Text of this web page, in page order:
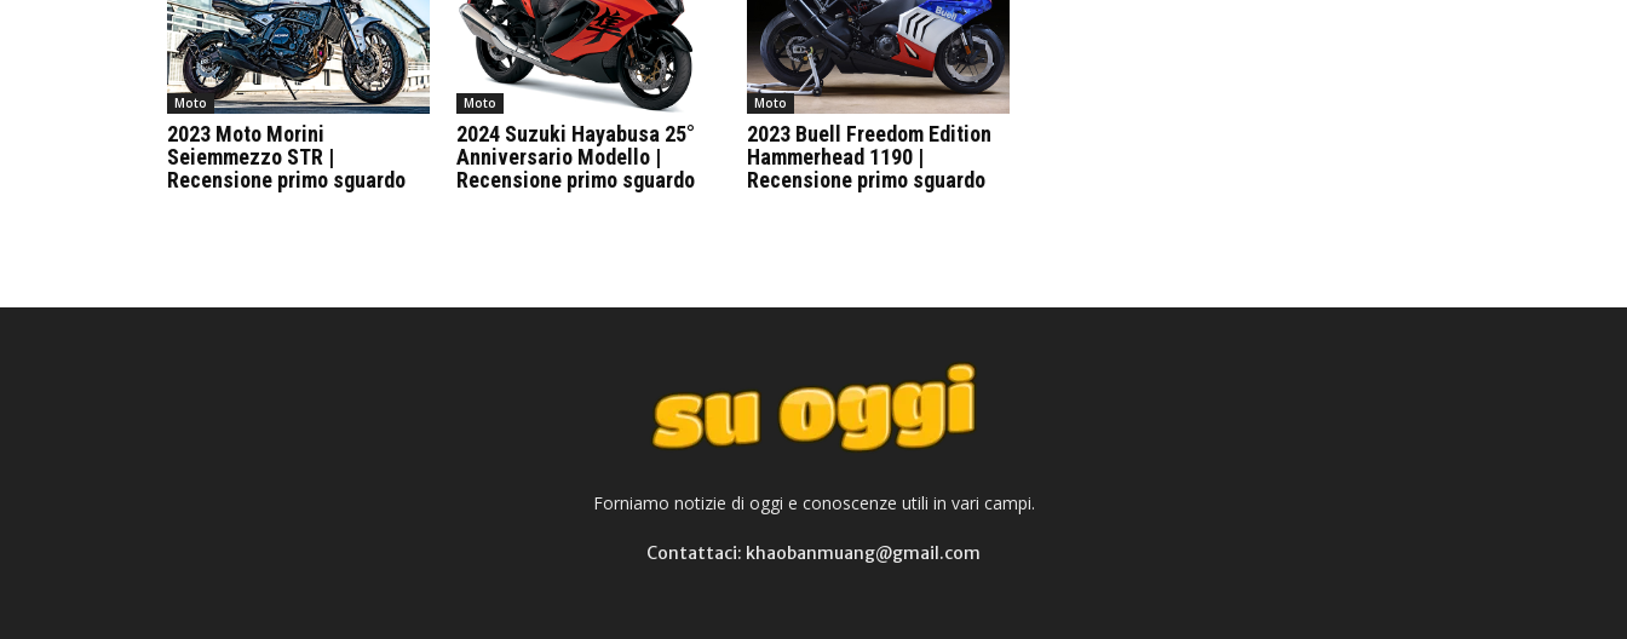
Moto
2023 Moto Morini
Seiemmezzo STR |
Recensione primo sguardo
Moto
2024 Suzuki Hayabusa 25°
Anniversario Modello |
Recensione primo sguardo
Moto
2023 Buell Freedom Edition
Hammerhead 1190 |
Recensione primo sguardo
Forniamo notizie di oggi e conoscenze utili in vari campi.
Contattaci: khaobanmuang@gmail.com